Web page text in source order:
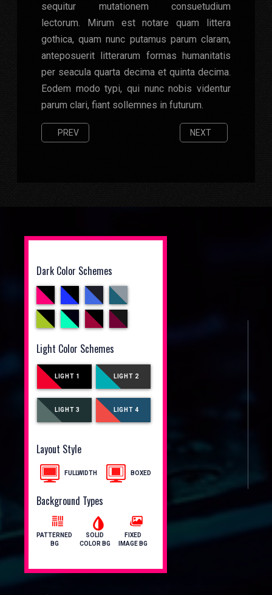
sequitur mutationem consuetudium
lectorum. Mirum est notare quam littera
gothica, quam nunc putamus parum claram,
anteposuerit litterarum formas humanitatis
per seacula quarta decima et quinta decima.
Eodem modo typi, qui nunc nobis videntur
parum clari, fiant sollemnes in futurum.
PREVIOUS ARTICLE: SUNGCHAN AND SHOTARO LEAVE
PREV NEXT ARTICLE:
NEXT
Dark Color Schemes
Light Color Schemes
LIGHT 1 LIGHT 2
LIGHT 3 LIGHT 4
Layout Style
FULLWIDTH BOXED
Background Types
PATTERNED
BG
SOLID
COLOR BG
FIXED
IMAGE BG